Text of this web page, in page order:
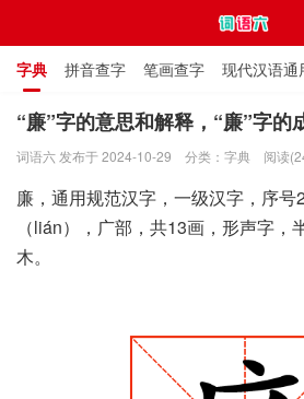
字典 拼音查字 笔画查字 现代汉语通
通用规范汉字表 叠字大全 独体字大全
“廉”字的意思和解释，“廉”字的
词语六 发布于 2024-10-29 分类： 字典 阅读
廉，通用规范汉字，一级汉字，序号
（lián），广部，共13画，形声字，
木。